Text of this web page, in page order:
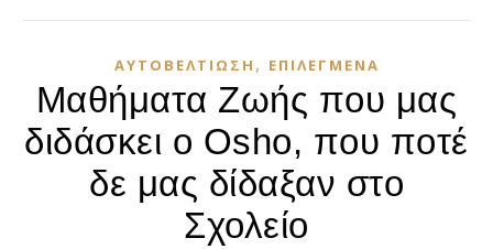
ΑΥΤΟΒΕΛΤΊΩΣΗ , ΕΠΙΛΕΓΜΈΝΑ
Μαθήματα Ζωής που μας
διδάσκει ο Osho, που ποτέ
δε μας δίδαξαν στο
Σχολείο